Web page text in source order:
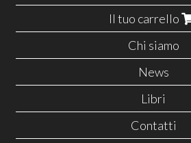
Il tuo carrello
Chi siamo
News
Libri
Contatti